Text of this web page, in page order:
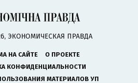
ЭКОНОМИЧЕСКАЯ ПРАВДА
НА САЙТЕ
О ПРОЕКТЕ
КОНФИДЕНЦИАЛЬНОСТИ
МАТЕРИАЛОВ УП